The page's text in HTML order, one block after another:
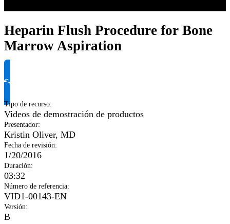
Video
Heparin Flush Procedure for Bone
Marrow Aspiration
Solicitar información del producto
Tipo de recurso:
Videos de demostración de productos
Presentador:
Kristin Oliver, MD
Fecha de revisión:
1/20/2016
Duración:
03:32
Número de referencia:
VID1-00143-EN
Versión:
B